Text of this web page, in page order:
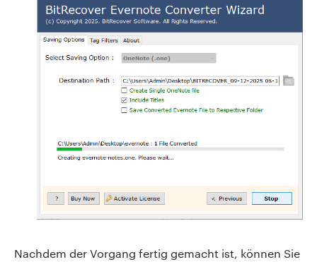
Nachdem der Vorgang fertig gemacht ist, können Sie